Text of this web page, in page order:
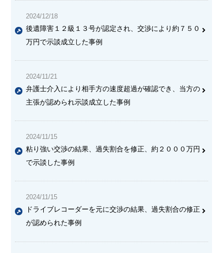
2024/12/18
後遺障害１２級１３号が認定され、交渉により約７５０
万円で示談成立した事例
2024/11/21
弁護士介入により相手方の速度超過が確認でき、当方の
主張が認められ示談成立した事例
2024/11/15
粘り強い交渉の結果、過失割合を修正、約２０００万円
で示談した事例
2024/11/15
ドライブレコーダーを元に交渉の結果、過失割合の修正
が認められた事例